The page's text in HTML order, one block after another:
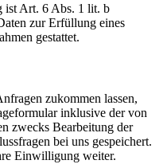
ist Art. 6 Abs. 1 lit. b
zur Erfüllung eines
gestattet.
zukommen lassen,
inklusive der von
zwecks Bearbeitung der
bei uns gespeichert.
Einwilligung weiter.